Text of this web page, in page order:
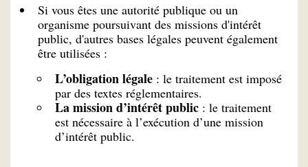
Si vous êtes une autorité publique ou un
organisme poursuivant des missions d'intérêt
public, d'autres bases légales peuvent également
être utilisées :
L’obligation légale : le traitement est imposé
par des textes réglementaires.
La mission d’intérêt public : le traitement
est nécessaire à l’exécution d’une mission
d’intérêt public.